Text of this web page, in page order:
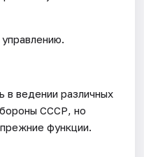
в ведении различных
СССР, но
функции.